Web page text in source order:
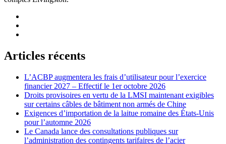
Articles récents
L’ACBP augmentera les frais d’utilisateur pour l’exercice
financier 2027 – Effectif le 1er octobre 2026
Droits provisoires en vertu de la LMSI maintenant exigibles
sur certains câbles de bâtiment non armés de Chine
Exigences d’importation de la laitue romaine des États-Unis
pour l’automne 2026
Le Canada lance des consultations publiques sur
l’administration des contingents tarifaires de l’acier